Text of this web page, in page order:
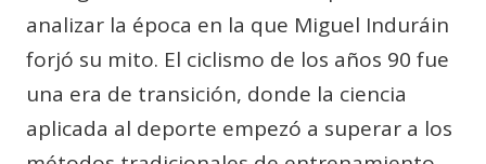
analizar la época en la que Miguel Induráin
forjó su mito. El ciclismo de los años 90 fue
una era de transición, donde la ciencia
aplicada al deporte empezó a superar a los